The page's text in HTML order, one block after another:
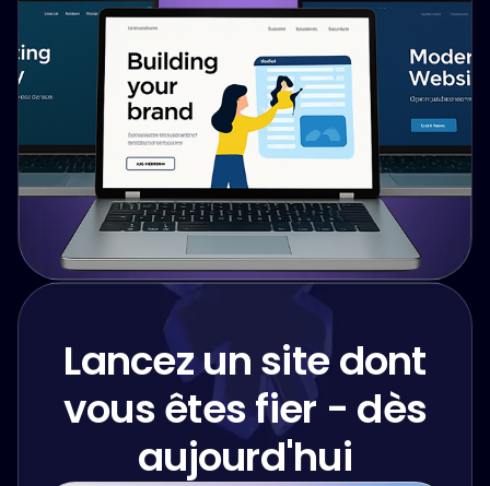
Lancez un site dont
vous êtes fier - dès
aujourd'hui